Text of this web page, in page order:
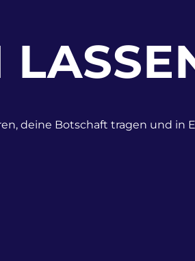
deine Botschaft tragen und in